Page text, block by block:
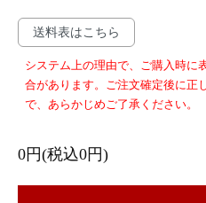
送料表はこちら
システム上の理由で、ご購入時に
合があります。ご注文確定後に正
で、あらかじめご了承ください。
0円(税込0円)